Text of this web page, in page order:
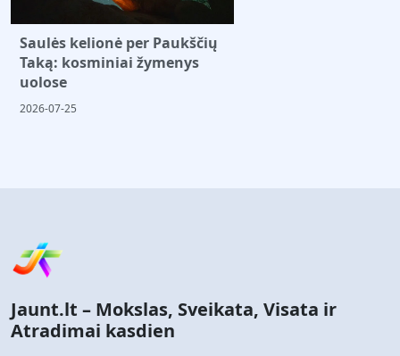
Saulės kelionė per Paukščių
Taką: kosminiai žymenys
uolose
2026-07-25
Jaunt.lt – Mokslas, Sveikata, Visata ir
Atradimai kasdien